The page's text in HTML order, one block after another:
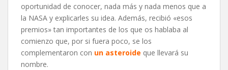
oportunidad de conocer, nada más y nada menos que a
la NASA y explicarles su idea. Además, recibió «esos
premios» tan importantes de los que os hablaba al
comienzo que, por si fuera poco, se los
complementaron con un asteroide que llevará su
nombre.